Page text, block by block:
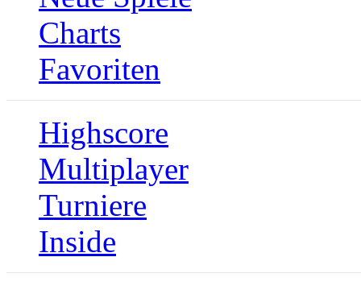
Charts
Favoriten
Highscore
Multiplayer
Turniere
Inside